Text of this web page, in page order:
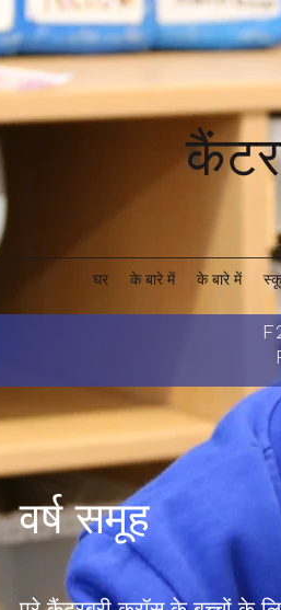
घर के बारे में के बारे में
वर्ष समूह